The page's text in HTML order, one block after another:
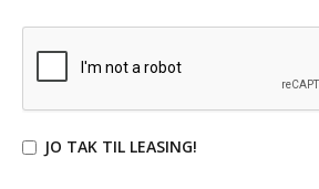
JO TAK TIL LEASING!